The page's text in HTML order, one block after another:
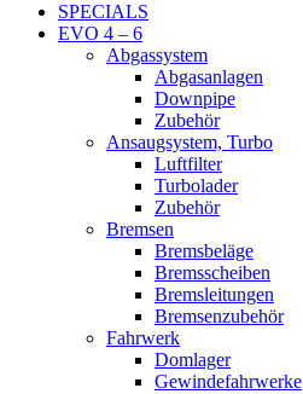
SPECIALS
EVO 4 – 6
Abgassystem
Abgasanlagen
Downpipe
Zubehör
Ansaugsystem, Turbo
Luftfilter
Turbolader
Zubehör
Bremsen
Bremsbeläge
Bremsscheiben
Bremsleitungen
Bremsenzubehör
Fahrwerk
Domlager
Gewindefahrwerke